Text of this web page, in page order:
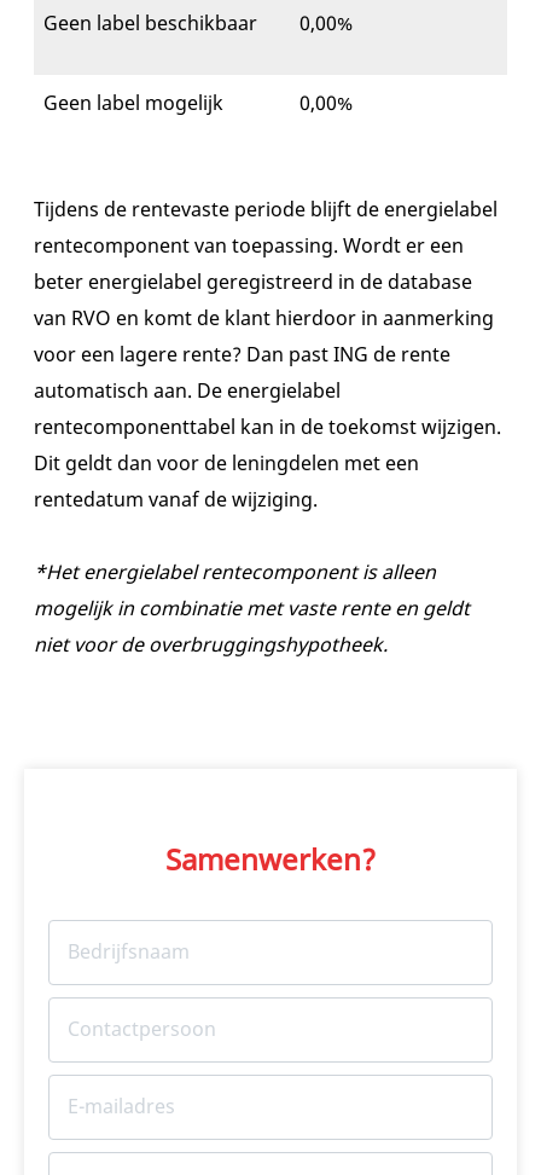
Geen label beschikbaar 0,00%
Geen label mogelijk 0,00%
Tijdens de rentevaste periode blijft de energielabel
rentecomponent van toepassing. Wordt er een
beter energielabel geregistreerd in de database
van RVO en komt de klant hierdoor in aanmerking
voor een lagere rente? Dan past ING de rente
automatisch aan. De energielabel
rentecomponenttabel kan in de toekomst wijzigen.
Dit geldt dan voor de leningdelen met een
rentedatum vanaf de wijziging.
*Het energielabel rentecomponent is alleen
mogelijk in combinatie met vaste rente en geldt
niet voor de overbruggingshypotheek.
Samenwerken?